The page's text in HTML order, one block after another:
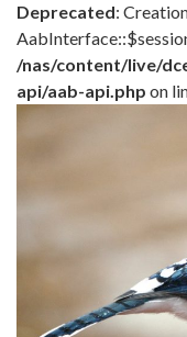
Deprecated:
/nas/content/live/
api/aab-api.php on